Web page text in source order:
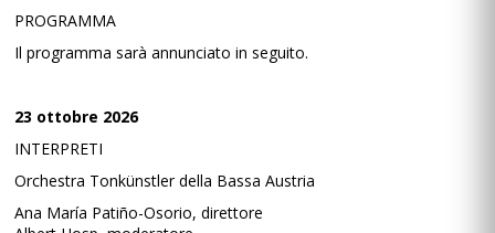
PROGRAMMA
Il programma sarà annunciato in seguito.
23 ottobre 2026
INTERPRETI
Orchestra Tonkünstler della Bassa Austria
Ana María Patiño-Osorio, direttore